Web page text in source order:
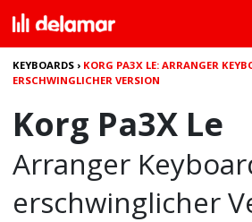
KEYBOARDS › KORG PA3X LE: ARRANGER
ERSCHWINGLICHER VERSION
Korg Pa3X Le
Arranger
erschwinglicher